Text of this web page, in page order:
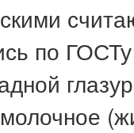
по